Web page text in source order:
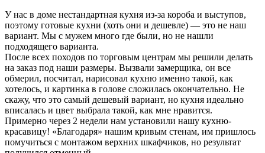
У нас в доме нестандартная кухня из-за короба и выступов,
поэтому готовые кухни (хоть они и дешевле) — это не наш
вариант. Мы с мужем много где были, но не нашли
подходящего варианта.
После всех походов по торговым центрам мы решили делать
на заказ под наши размеры. Вызвали замерщика, он все
обмерил, посчитал, нарисовал кухню именно такой, как
хотелось, и картинка в голове сложилась окончательно. Не
скажу, что это самый дешевый вариант, но кухня идеально
вписалась и цвет выбрала такой, как мне нравится.
Примерно через 2 недели нам установили нашу кухню-
красавицу! «Благодаря» нашим кривым стенам, им пришлось
помучиться с монтажом верхних шкафчиков, но результат